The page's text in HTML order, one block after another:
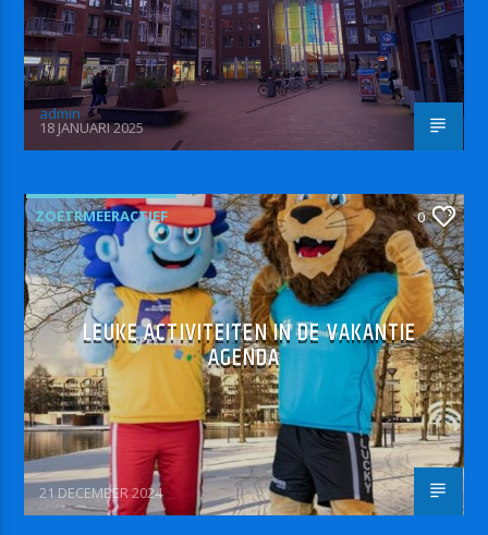
admin
18 JANUARI 2025
ZOETRMEERACTIEF 0
LEUKE ACTIVITEITEN IN DE VAKANTIE
AGENDA
21 DECEMBER 2024